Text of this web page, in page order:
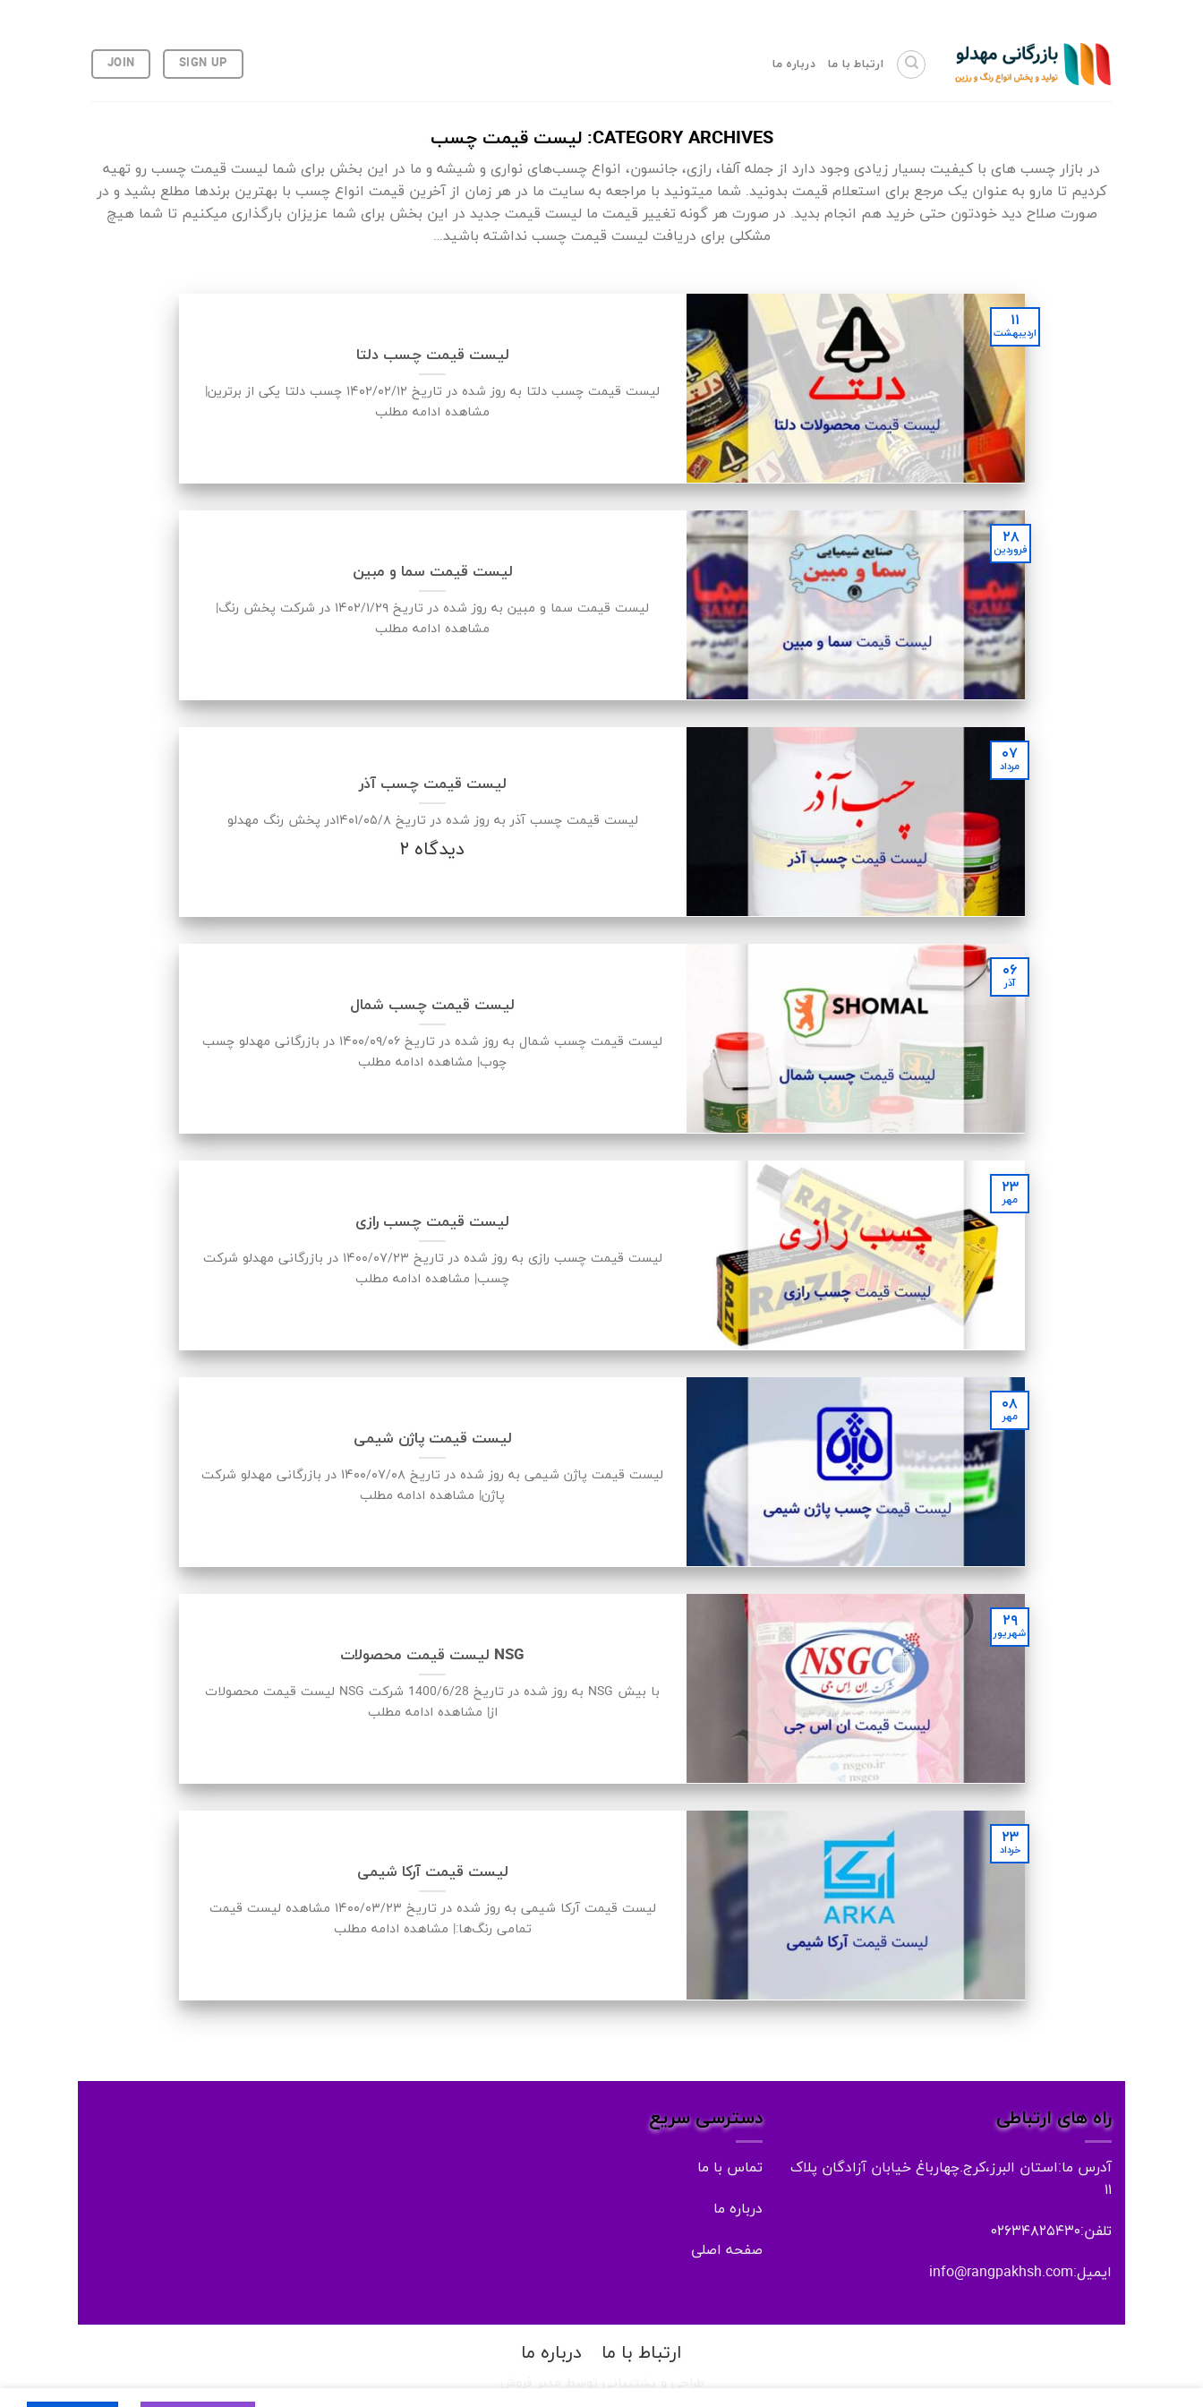
content
ارتباط با ما درباره ما SIGN UP
JOIN
CATEGORY ARCHIVES: لیست قیمت چسب
در بازار چسب های با کیفیت بسیار زیادی وجود دارد از جمله آلفا، رازی، جانسون، انواع چسب‌های نواری و شیشه و ما در این بخش برای شما لیست قیمت چسب رو تهیه
کردیم تا مارو به عنوان یک مرجع برای استعلام قیمت بدونید. شما میتونید با مراجعه به سایت ما در هر زمان از آخرین قیمت انواع چسب با بهترین برندها مطلع بشید و در
صورت صلاح دید خودتون حتی خرید هم انجام بدید. در صورت هر گونه تغییر قیمت ما لیست قیمت جدید در این بخش برای شما عزیزان بارگذاری میکنیم تا شما هیچ
مشکلی برای دریافت لیست قیمت چسب نداشته باشید…
لیست قیمت چسب دلتا
لیست قیمت چسب دلتا به روز شده در تاریخ ۱۴۰۲/۰۲/۱۲ چسب دلتا یکی از برترین|
مشاهده ادامه مطلب
۱۱
اردیبهشت
لیست قیمت سما و مبین
لیست قیمت سما و مبین به روز شده در تاریخ ۱۴۰۲/۱/۲۹ در شرکت پخش رنگ|
مشاهده ادامه مطلب
۲۸
فروردین
لیست قیمت چسب آذر
لیست قیمت چسب آذر به روز شده در تاریخ ۱۴۰۱/۰۵/۸در پخش رنگ مهدلو
۲ دیدگاه
۰۷
مرداد
لیست قیمت چسب شمال
لیست قیمت چسب شمال به روز شده در تاریخ ۱۴۰۰/۰۹/۰۶ در بازرگانی مهدلو چسب
چوب| مشاهده ادامه مطلب
۰۶
آذر
لیست قیمت چسب رازی
لیست قیمت چسب رازی به روز شده در تاریخ ۱۴۰۰/۰۷/۲۳ در بازرگانی مهدلو شرکت
چسب| مشاهده ادامه مطلب
۲۳
مهر
لیست قیمت پاژن شیمی
لیست قیمت پاژن شیمی به روز شده در تاریخ ۱۴۰۰/۰۷/۰۸ در بازرگانی مهدلو شرکت
پاژن| مشاهده ادامه مطلب
۰۸
مهر
لیست قیمت محصولات NSG
لیست قیمت محصولات NSG به روز شده در تاریخ 1400/6/28 شرکت NSG با بیش
از| مشاهده ادامه مطلب
۲۹
شهریور
لیست قیمت آرکا شیمی
لیست قیمت آرکا شیمی به روز شده در تاریخ ۱۴۰۰/۰۳/۲۳ مشاهده لیست قیمت
تمامی رنگ‌ها:| مشاهده ادامه مطلب
۲۳
خرداد
راه های ارتباطی
آدرس ما:استان البرز،کرج.چهارباغ خیابان آزادگان پلاک
۱۱
تلفن:۰۲۶۳۴۸۲۵۴۳۰
ایمیل:info@rangpakhsh.com
دسترسی سریع
تماس با ما
درباره ما
صفحه اصلی
ارتباط با ما درباره ما
طراحی و پشتیبانی توسط مدیر فروش